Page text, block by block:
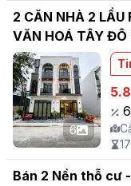
2 CĂN NHÀ 2 LẦU
VĂN HOÁ TÂY ĐÔ
6
Bán 2 Nền thỗ cư